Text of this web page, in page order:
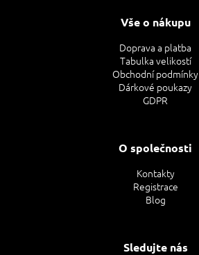
Vše o nákupu
Doprava a platba
Tabulka velikostí
Obchodní podmínky
Dárkové poukazy
GDPR
O společnosti
Kontakty
Registrace
Blog
Sledujte nás